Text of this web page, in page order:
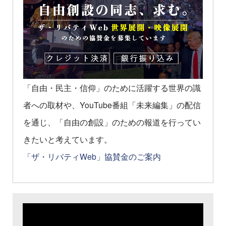
「自由・民主・信仰」のために活躍する世界の識
者への取材や、YouTube番組「未来編集」の配信
を通じ、「自由の創設」のための報道を行ってい
きたいと考えています。
「ザ・リバティWeb」協賛金のご案内